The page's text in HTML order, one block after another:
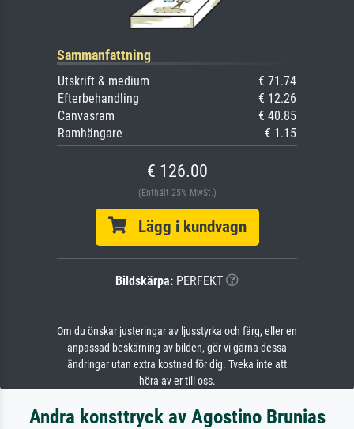
Sammanfattning
Utskrift & medium
€ 71.74
Efterbehandling
€ 12.26
Canvasram
€ 40.85
Ramhängare
€ 1.15
€ 126.00
(Enthält 25% MwSt.)
Lägg i kundvagn
Bildskärpa: PERFEKT
Om du önskar justeringar av ljusstyrka och färg, eller en
anpassad beskärning av bilden, gör vi gärna dessa
ändringar utan extra kostnad för dig. Tveka inte att
höra av er till oss.
Andra konsttryck av Agostino Brunias